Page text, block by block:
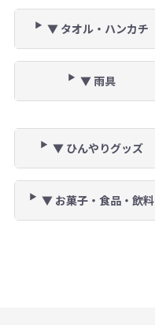
▼ タオル・ハンカチ
▼ 雨具
▼ ひんやりグッズ
▼ お菓子・食品・飲料